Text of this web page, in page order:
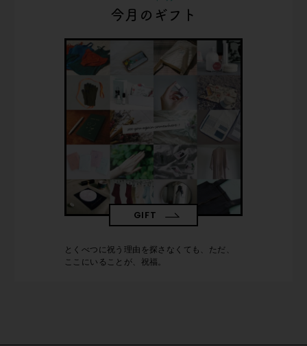
今月のギフト
GIFT
とくべつに祝う理由を探さなくても、ただ、
ここにいることが、祝福。